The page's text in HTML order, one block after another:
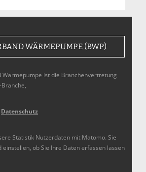
WÄRMEPUMPE (BWP)
Wärmepumpe ist die Branchenvertretung
Datenschutz
Statistik Nutzerdaten mit Matomo. Sie
einstellen, ob Sie Ihre Daten erfassen lassen